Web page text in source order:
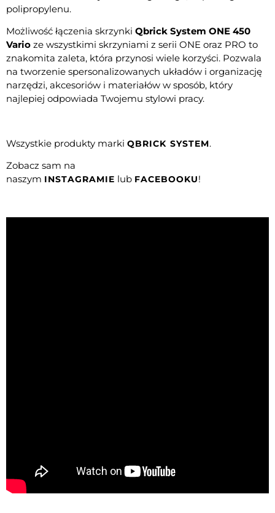
polipropylenu.
Możliwość łączenia skrzynki Qbrick System ONE 450
Vario ze wszystkimi skrzyniami z serii ONE oraz PRO to
znakomita zaleta, która przynosi wiele korzyści. Pozwala
na tworzenie spersonalizowanych układów i organizację
narzędzi, akcesoriów i materiałów w sposób, który
najlepiej odpowiada Twojemu stylowi pracy.
Wszystkie produkty marki QBRICK SYSTEM.
Zobacz sam na
naszym INSTAGRAMIE lub FACEBOOKU!